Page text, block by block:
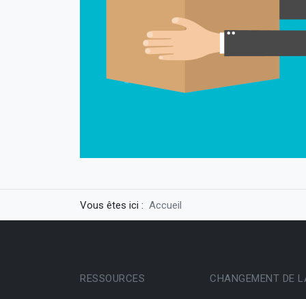
Vous êtes ici : Accueil
RESSOURCES CHANGEMENT DE